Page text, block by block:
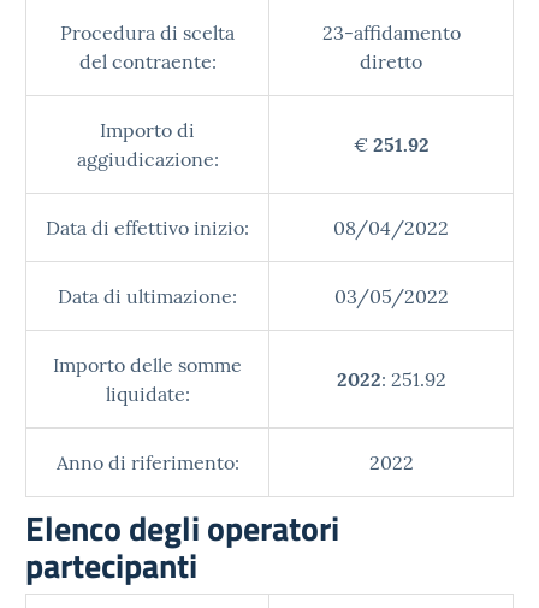
Procedura di scelta
del contraente:
23-affidamento
diretto
Importo di
aggiudicazione:
€ 251.92
Data di effettivo inizio: 08/04/2022
Data di ultimazione: 03/05/2022
Importo delle somme
liquidate:
2022: 251.92
Anno di riferimento: 2022
Elenco degli operatori
partecipanti